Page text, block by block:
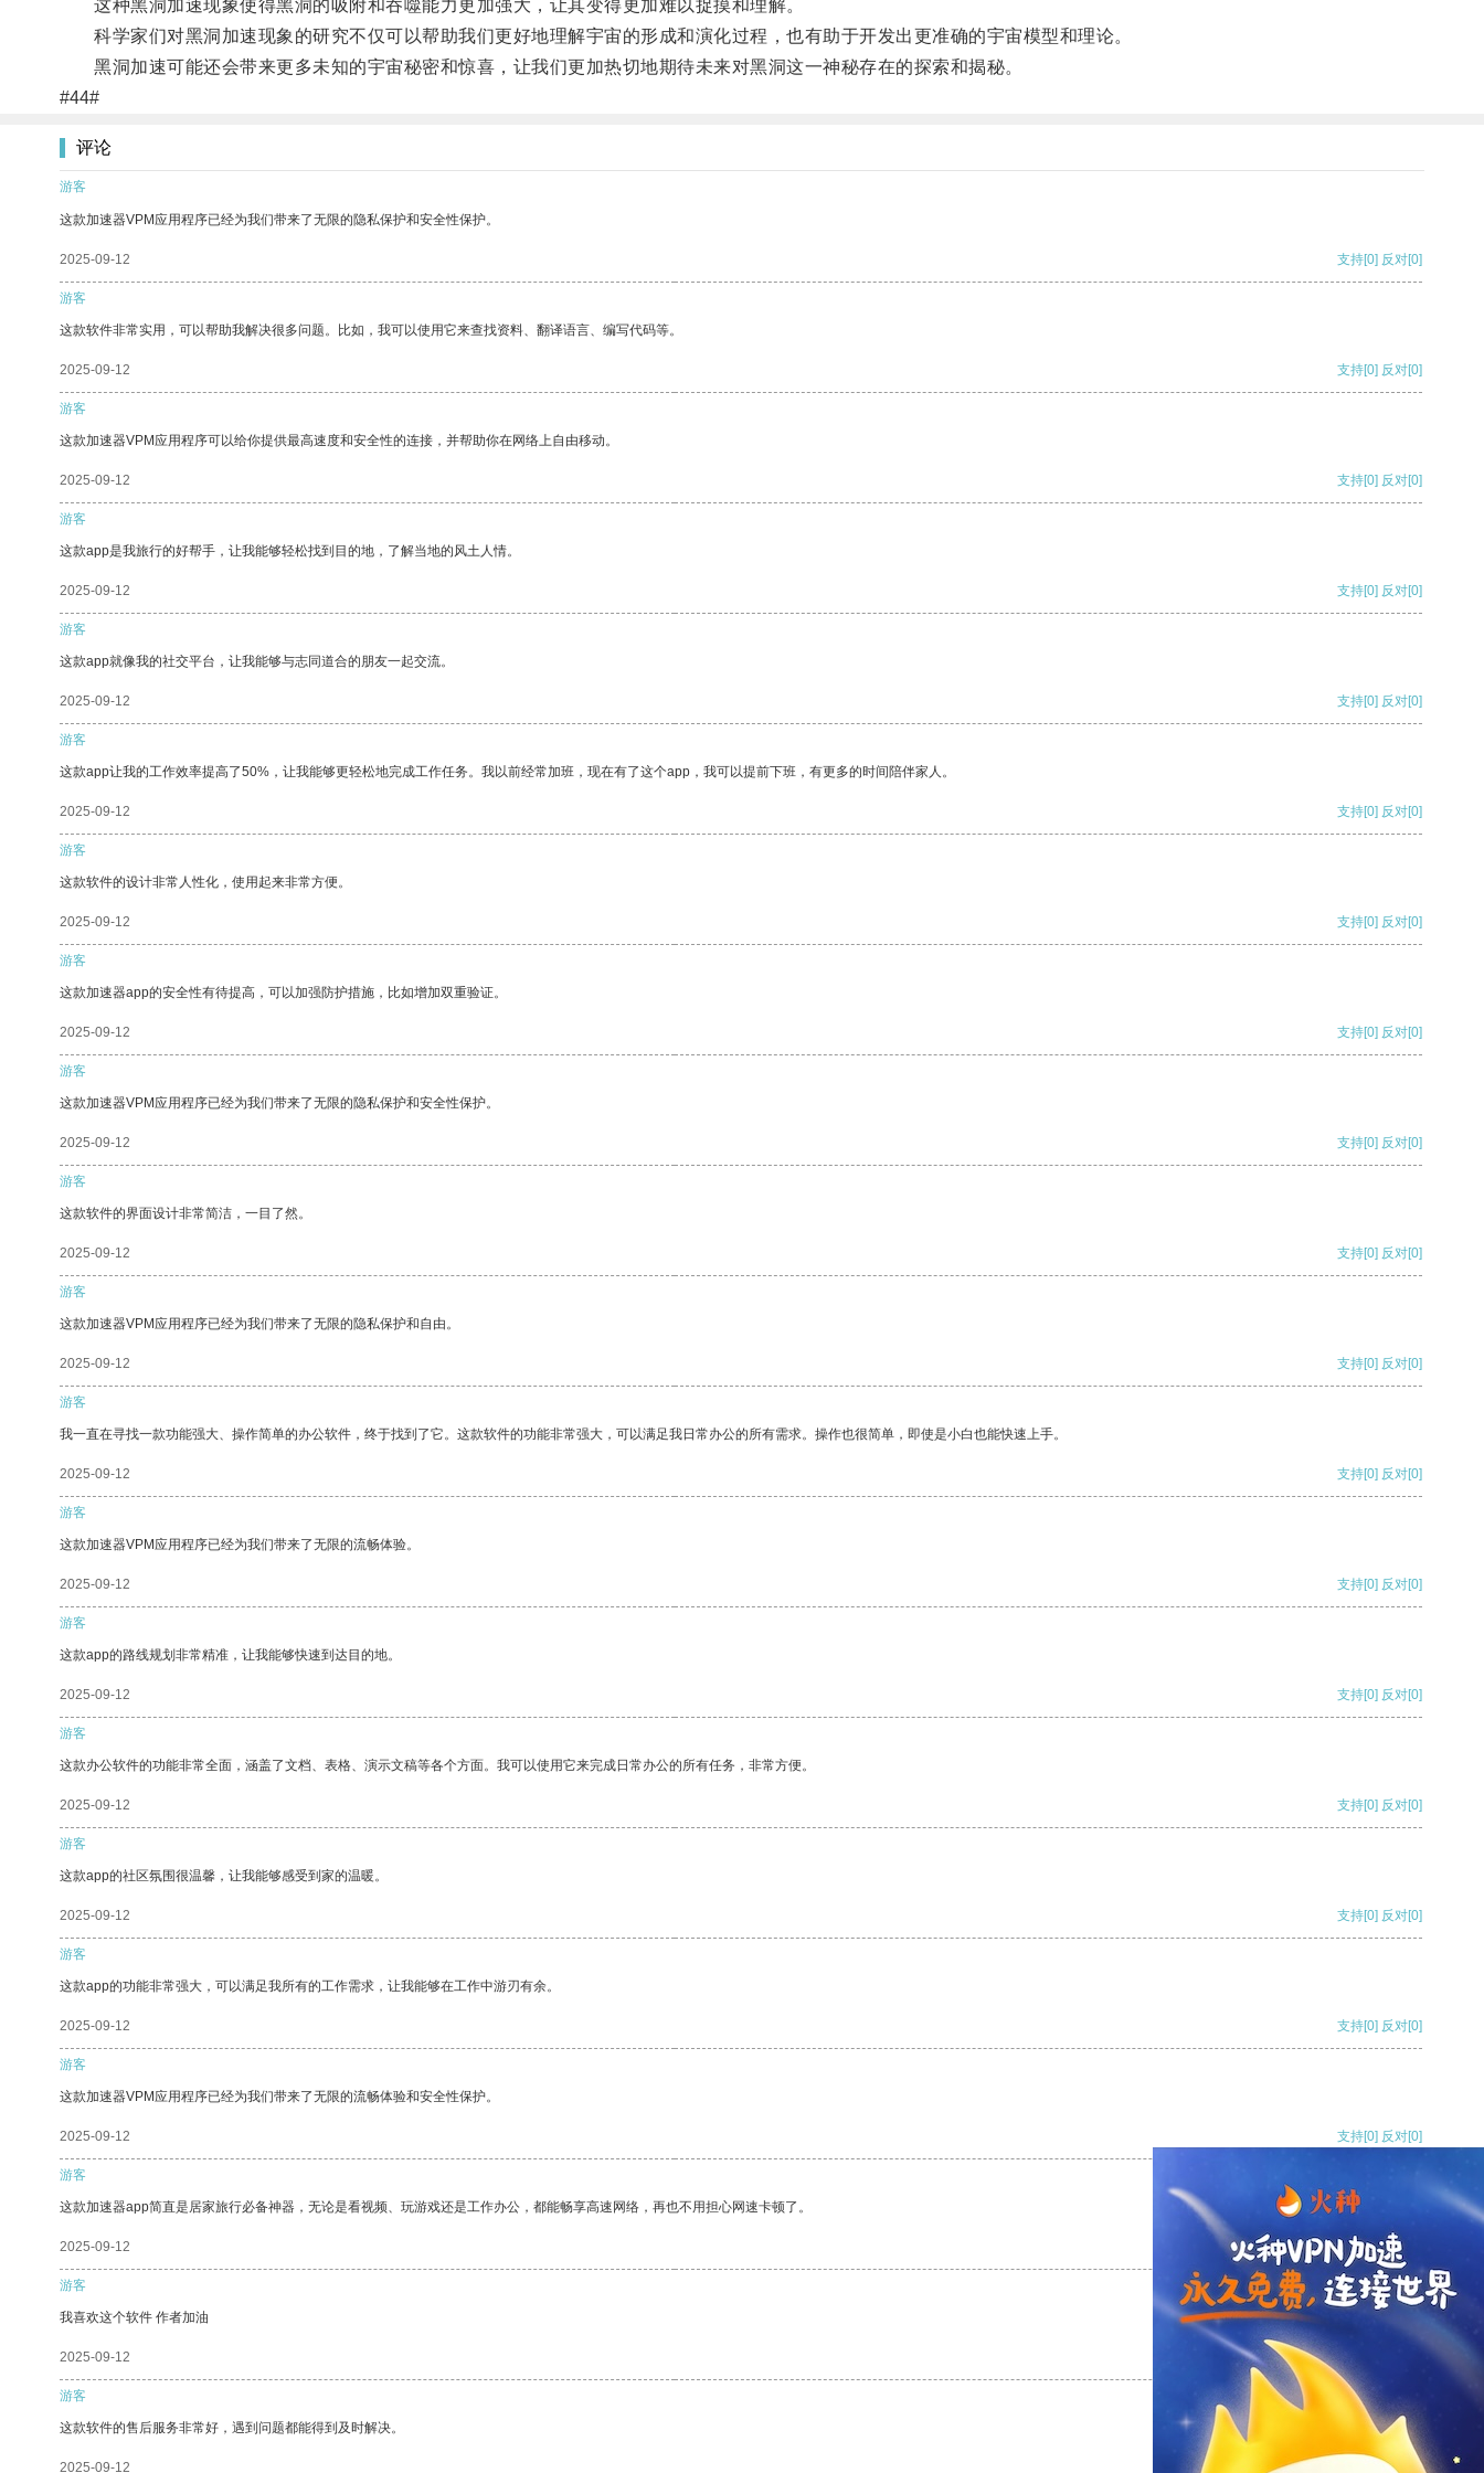
这种黑洞加速现象使得黑洞的吸附和吞噬能力更加强大，让其变得更加难以捉摸和理解。
科学家们对黑洞加速现象的研究不仅可以帮助我们更好地理解宇宙的形成和演化过程，也有助于开发出更准确的宇宙模型和理论。
黑洞加速可能还会带来更多未知的宇宙秘密和惊喜，让我们更加热切地期待未来对黑洞这一神秘存在的探索和揭秘。
#44#
评论
游客
这款加速器VPM应用程序已经为我们带来了无限的隐私保护和安全性保护。
2025-09-12 支持[0] 反对[0]
游客
这款软件非常实用，可以帮助我解决很多问题。比如，我可以使用它来查找资料、翻译语言、编写代码等。
2025-09-12 支持[0] 反对[0]
游客
这款加速器VPM应用程序可以给你提供最高速度和安全性的连接，并帮助你在网络上自由移动。
2025-09-12 支持[0] 反对[0]
游客
这款app是我旅行的好帮手，让我能够轻松找到目的地，了解当地的风土人情。
2025-09-12 支持[0] 反对[0]
游客
这款app就像我的社交平台，让我能够与志同道合的朋友一起交流。
2025-09-12 支持[0] 反对[0]
游客
这款app让我的工作效率提高了50%，让我能够更轻松地完成工作任务。我以前经常加班，现在有了这个app，我可以提前下班，有更多的时间陪伴家人。
2025-09-12 支持[0] 反对[0]
游客
这款软件的设计非常人性化，使用起来非常方便。
2025-09-12 支持[0] 反对[0]
游客
这款加速器app的安全性有待提高，可以加强防护措施，比如增加双重验证。
2025-09-12 支持[0] 反对[0]
游客
这款加速器VPM应用程序已经为我们带来了无限的隐私保护和安全性保护。
2025-09-12 支持[0] 反对[0]
游客
这款软件的界面设计非常简洁，一目了然。
2025-09-12 支持[0] 反对[0]
游客
这款加速器VPM应用程序已经为我们带来了无限的隐私保护和自由。
2025-09-12 支持[0] 反对[0]
游客
我一直在寻找一款功能强大、操作简单的办公软件，终于找到了它。这款软件的功能非常强大，可以满足我日常办公的所有需求。操作也很简单，即使是小白也能快速上手。
2025-09-12 支持[0] 反对[0]
游客
这款加速器VPM应用程序已经为我们带来了无限的流畅体验。
2025-09-12 支持[0] 反对[0]
游客
这款app的路线规划非常精准，让我能够快速到达目的地。
2025-09-12 支持[0] 反对[0]
游客
这款办公软件的功能非常全面，涵盖了文档、表格、演示文稿等各个方面。我可以使用它来完成日常办公的所有任务，非常方便。
2025-09-12 支持[0] 反对[0]
游客
这款app的社区氛围很温馨，让我能够感受到家的温暖。
2025-09-12 支持[0] 反对[0]
游客
这款app的功能非常强大，可以满足我所有的工作需求，让我能够在工作中游刃有余。
2025-09-12 支持[0] 反对[0]
游客
这款加速器VPM应用程序已经为我们带来了无限的流畅体验和安全性保护。
2025-09-12 支持[0] 反对[0]
游客
这款加速器app简直是居家旅行必备神器，无论是看视频、玩游戏还是工作办公，都能畅享高速网络，再也不用担心网速卡顿了。
2025-09-12 支持[0] 反对
游客
我喜欢这个软件 作者加油
2025-09-12 支持
游客
这款软件的售后服务非常好，遇到问题都能得到及时解决。
2025-09-12 反对 [0]